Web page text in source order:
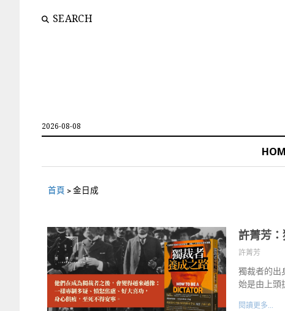
SEARCH
2026-08-08
首頁 >金日成
許菁芳
許菁芳
獨裁者的出
始是由上頭
閱讀更多...